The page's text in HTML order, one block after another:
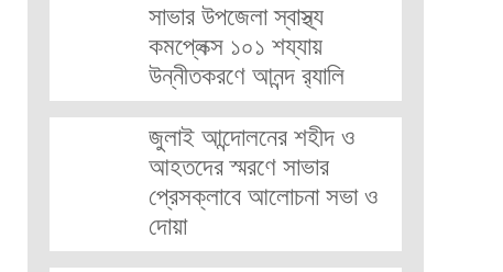
সাভার উপজেলা স্বাস্থ্য
কমপ্লেক্স ১০১ শয্যায়
উন্নীতকরণে আনন্দ র‍্যালি
জুলাই আন্দোলনের শহীদ ও
আহতদের স্মরণে সাভার
প্রেসক্লাবে আলোচনা সভা ও
দোয়া